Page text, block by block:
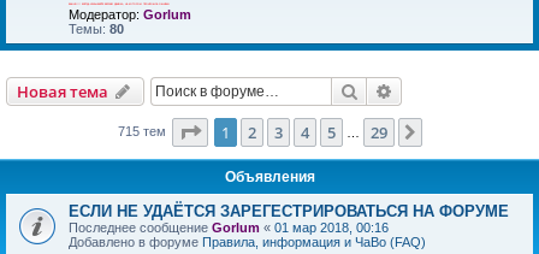
ВАЖНО!!! ВСЕГДА УКАЗЫВАЙТЕ ВЕРСИЮ ДВИЖКА, НА КОТОРОМ ПРОИЗОШЛА ОШИБКА!
Модератор: Gorlum
Темы: 80
Новая тема Поиск
715 тем Страница из 29
1 2 3 4 5 29
Объявления
ЕСЛИ НЕ УДАЁТСЯ ЗАРЕГЕСТРИРОВАТЬСЯ НА ФОРУМЕ
Последнее сообщение Gorlum « 01 мар 2018, 00:16
Добавлено в форуме Правила, информация и ЧаВо (FAQ)